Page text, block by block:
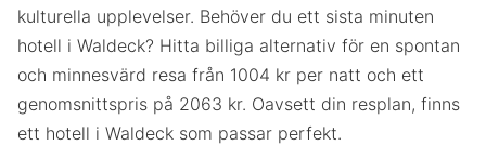
kulturella upplevelser. Behöver du ett sista minuten
hotell i Waldeck? Hitta billiga alternativ för en spontan
och minnesvärd resa från 1004 kr per natt och ett
genomsnittspris på 2063 kr. Oavsett din resplan, finns
ett hotell i Waldeck som passar perfekt.